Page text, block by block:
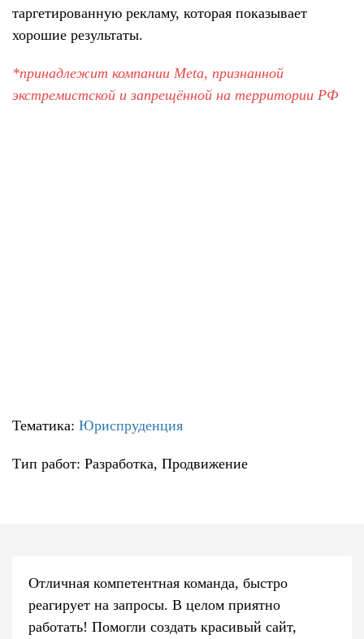
таргетированную рекламу, которая показывает
хорошие результаты.
*принадлежит компании Meta, признанной
экстремистской и запрещённой на территории РФ
Тематика: Юриспруденция
Тип работ: Разработка, Продвижение
Отличная компетентная команда, быстро
реагирует на запросы. В целом приятно
работать! Помогли создать красивый сайт,